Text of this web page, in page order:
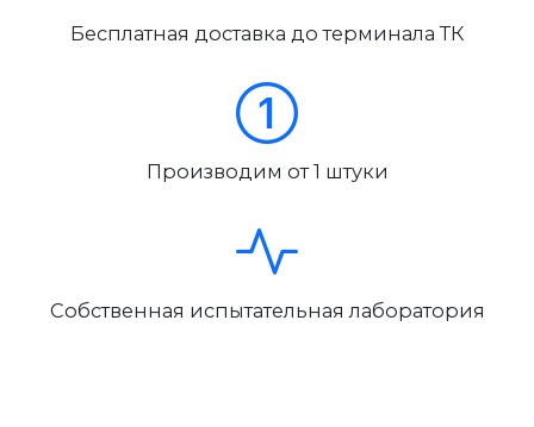
Бесплатная доставка до терминала ТК
Производим от 1 штуки
Собственная испытательная лаборатория